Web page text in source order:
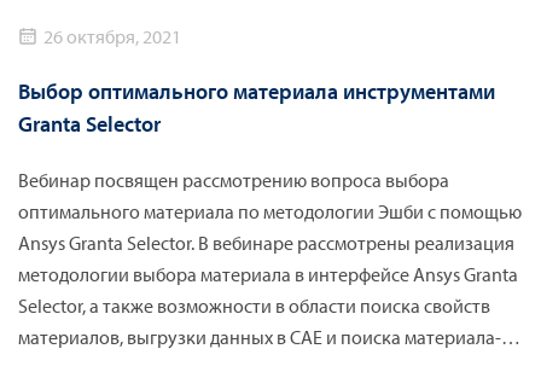
26 октября, 2021
Выбор оптимального материала инструментами
Granta Selector
Вебинар посвящен рассмотрению вопроса выбора
оптимального материала по методологии Эшби с помощью
Ansys Granta Selector. В вебинаре рассмотрены реализация
методологии выбора материала в интерфейсе Ansys Granta
Selector, а также возможности в области поиска свойств
материалов, выгрузки данных в CAE и поиска материала-